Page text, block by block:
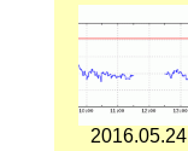
2016.05.24